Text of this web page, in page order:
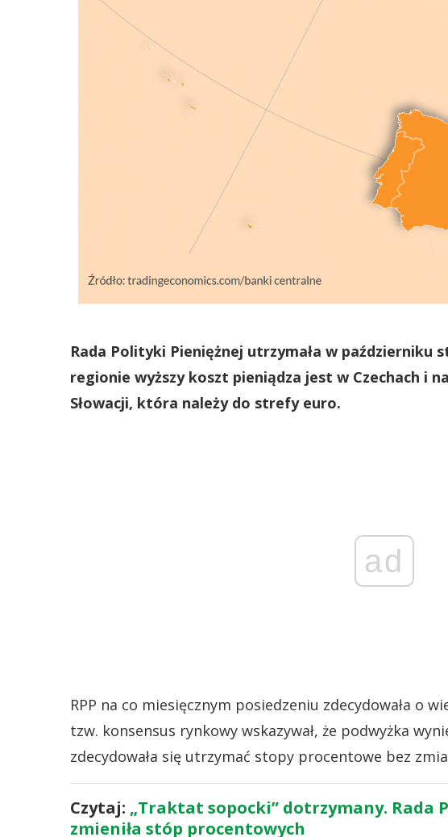
Rada Polityki Pieniężnej utrzymała w październiku
regionie wyższy koszt pieniądza jest w Czechach i
Słowacji, która należy do strefy euro.
ad
RPP na co miesięcznym posiedzeniu zdecydowała o
tzw. konsensus rynkowy wskazywał, że podwyżka
zdecydowała się utrzymać stopy procentowe bez
Czytaj: „Traktat sopocki” dotrzymany. Rada
zmieniła stóp procentowych